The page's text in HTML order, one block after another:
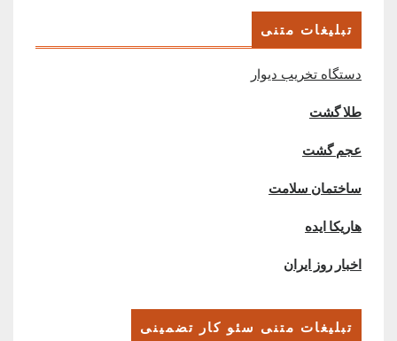
تبلیغات متنی
دستگاه تخریب دیوار
طلا گشت
عجم گشت
ساختمان سلامت
هاریکا ایده
اخبار روز ایران
تبلیغات متنی سئو کار تضمینی